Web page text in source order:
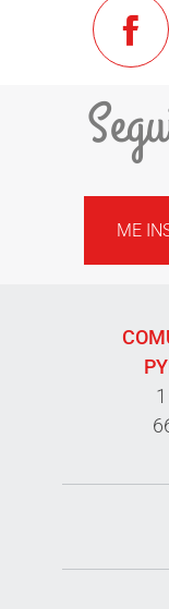
ME